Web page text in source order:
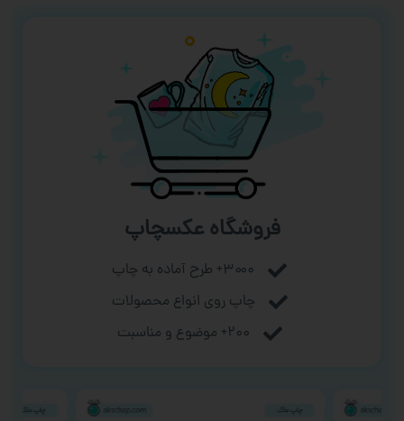
فروشگاه عکسچاپ
۳۰۰۰+ طرح آماده به چاپ
چاپ روی انواع محصولات
۲۰۰+ موضوع و مناسبت